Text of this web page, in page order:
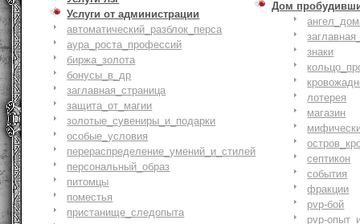
Услуги от администрации
автоматический_разблок_перса
аура_роста_профессий
биржа_золота
бонусы_в_др
заглавная_страница
защита_от_магии
золотые_сувениры_и_подарки
особые_условия
перераспределение_умений_и_стилей
персональный_образ
питомцы
поместья
пристанище_следопыта
Дом
знаки
лотерея
магазин
септикон
события
фракции
pvp-бой
pvp-